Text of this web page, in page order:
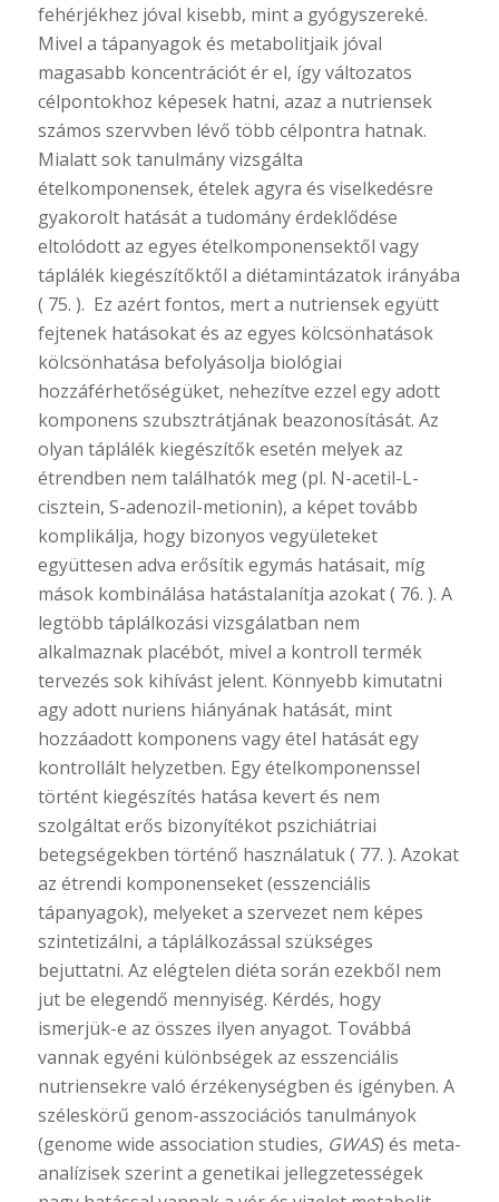
fehérjékhez jóval kisebb, mint a gyógyszereké.
Mivel a tápanyagok és metabolitjaik jóval
magasabb koncentrációt ér el, így változatos
célpontokhoz képesek hatni, azaz a nutriensek
számos szervvben lévő több célpontra hatnak.
Mialatt sok tanulmány vizsgálta
ételkomponensek, ételek agyra és viselkedésre
gyakorolt hatását a tudomány érdeklődése
eltolódott az egyes ételkomponensektől vagy
táplálék kiegészítőktől a diétamintázatok irányába
( 75. ). Ez azért fontos, mert a nutriensek együtt
fejtenek hatásokat és az egyes kölcsönhatások
kölcsönhatása befolyásolja biológiai
hozzáférhetőségüket, nehezítve ezzel egy adott
komponens szubsztrátjának beazonosítását. Az
olyan táplálék kiegészítők esetén melyek az
étrendben nem találhatók meg (pl. N-acetil-L-
cisztein, S-adenozil-metionin), a képet tovább
komplikálja, hogy bizonyos vegyületeket
együttesen adva erősítik egymás hatásait, míg
mások kombinálása hatástalanítja azokat ( 76. ). A
legtöbb táplálkozási vizsgálatban nem
alkalmaznak placébót, mivel a kontroll termék
tervezés sok kihívást jelent. Könnyebb kimutatni
agy adott nuriens hiányának hatását, mint
hozzáadott komponens vagy étel hatását egy
kontrollált helyzetben. Egy ételkomponenssel
történt kiegészítés hatása kevert és nem
szolgáltat erős bizonyítékot pszichiátriai
betegségekben történő használatuk ( 77. ). Azokat
az étrendi komponenseket (esszenciális
tápanyagok), melyeket a szervezet nem képes
szintetizálni, a táplálkozással szükséges
bejuttatni. Az elégtelen diéta során ezekből nem
jut be elegendő mennyiség. Kérdés, hogy
ismerjük-e az összes ilyen anyagot. Továbbá
vannak egyéni különbségek az esszenciális
nutriensekre való érzékenységben és igényben. A
széleskörű genom-asszociációs tanulmányok
(genome wide association studies, GWAS) és meta-
analízisek szerint a genetikai jellegzetességek